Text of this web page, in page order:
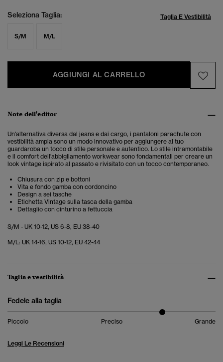
Seleziona Taglia: Taglia E Vestibilità
S/M M/L
AGGIUNGI AL CARRELLO
Note dell'editor
Un'alternativa diversa dal jeans e dai cargo, i pantaloni parachute con
vestibilità ampia sono un modo innovativo per aggiungere al tuo
guardaroba un tocco di stile personale e autentico. Lo stile intramontabile
e il comfort dell'abbigliamento workwear sono fondamentali per creare un
look vintage ispirato al passato e rivisitato con un tocco contemporaneo.
Chiusura con zip e bottoni
Vita e fondo gamba con cordoncino
Design a sei tasche
Etichetta Vintage sulla tasca della gamba
Dettaglio con cinturino a fettuccia
S/M - UK 10-12, US 6-8, EU 38-40
M/L: UK 14-16, US 10-12, EU 42-44
Taglia e vestibilità
Fedele alla taglia
Piccolo Preciso Grande
Leggi Le Recensioni